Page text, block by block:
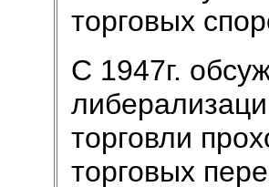
торговых
С 1947г.
торговли
торговых